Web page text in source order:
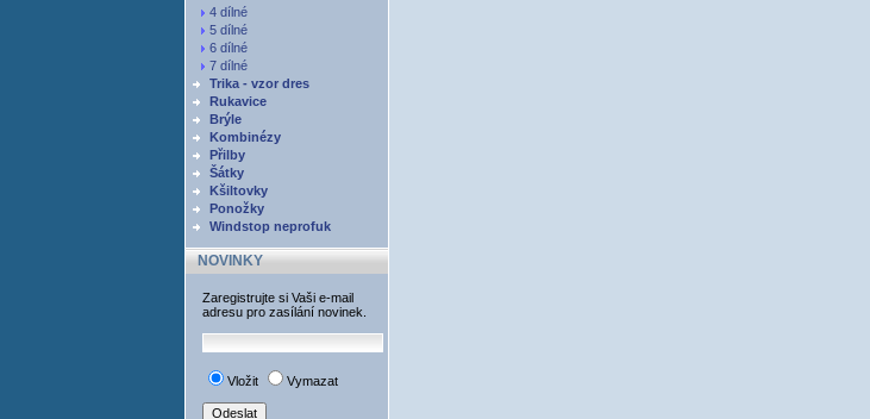
4 dílné
5 dílné
6 dílné
7 dílné
Trika - vzor dres
Rukavice
Brýle
Kombinézy
Přilby
Šátky
Kšiltovky
Ponožky
Windstop neprofuk
NOVINKY
Zaregistrujte si Vaši e-mail
adresu pro zasílání novinek.
Vložit Vymazat